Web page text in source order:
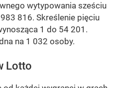
wytypowania sześciu
816. Skreślenie pięciu
1 do 54 201.
na 1 032 osoby.
Lotto